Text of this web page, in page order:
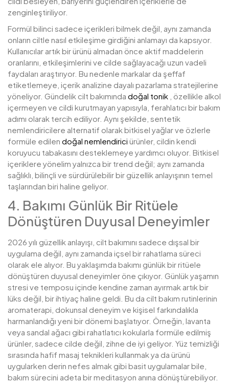
zenginleştiriliyor.
Formül bilinci sadece içerikleri bilmek değil, aynı zamanda
onların ciltle nasıl etkileşime girdiğini anlamayı da kapsıyor.
Kullanıcılar artık bir ürünü almadan önce aktif maddelerin
oranlarını, etkileşimlerini ve cilde sağlayacağı uzun vadeli
faydaları araştırıyor. Bu nedenle markalar da şeffaf
etiketlemeye, içerik analizine dayalı pazarlama stratejilerine
yöneliyor. Gündelik cilt bakımında doğal tonik , özellikle alkol
içermeyen ve cildi kurutmayan yapısıyla, ferahlatıcı bir bakım
adımı olarak tercih ediliyor. Aynı şekilde, sentetik
nemlendiricilere alternatif olarak bitkisel yağlar ve özlerle
formüle edilen doğal nemlendirici ürünler, cildin kendi
koruyucu tabakasını desteklemeye yardımcı oluyor. Bitkisel
içeriklere yönelim yalnızca bir trend değil; aynı zamanda
sağlıklı, bilinçli ve sürdürülebilir bir güzellik anlayışının temel
taşlarından biri haline geliyor.
4. Bakımı Günlük Bir Ritüele
Dönüştüren Duyusal Deneyimler
2026 yılı güzellik anlayışı, cilt bakımını sadece dışsal bir
uygulama değil, aynı zamanda içsel bir rahatlama süreci
olarak ele alıyor. Bu yaklaşımda bakımı günlük bir ritüele
dönüştüren duyusal deneyimler öne çıkıyor. Günlük yaşamın
stresi ve temposu içinde kendine zaman ayırmak artık bir
lüks değil, bir ihtiyaç haline geldi. Bu da cilt bakım rutinlerinin
aromaterapi, dokunsal deneyim ve kişisel farkındalıkla
harmanlandığı yeni bir dönemi başlatıyor. Örneğin, lavanta
veya sandal ağacı gibi rahatlatıcı kokularla formüle edilmiş
ürünler, sadece cilde değil, zihne de iyi geliyor. Yüz temizliği
sırasında hafif masaj teknikleri kullanmak ya da ürünü
uygularken derin nefes almak gibi basit uygulamalar bile,
bakım sürecini adeta bir meditasyon anına dönüştürebiliyor.